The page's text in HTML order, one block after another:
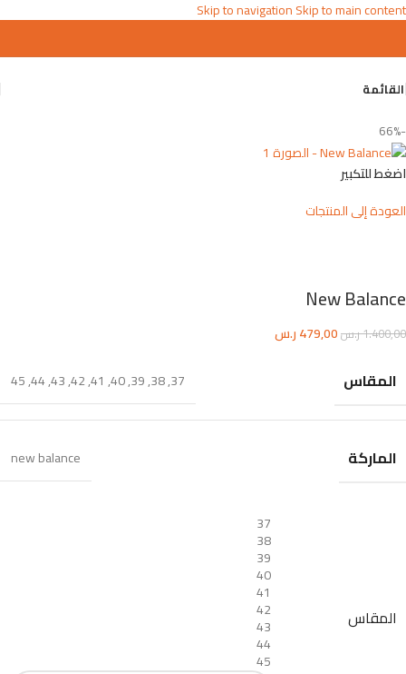
Skip to navigationSkip to main content
القائمة
-66%
اضغط للتكبير
العودة إلى المنتجات
New Balance
1.400,00ر.س479,00ر.س
المقاس 37
,
38
,
39
,
40
,
41
,
42
,
43
,
44
,
45
الماركة new balance
المقاس
37
38
39
40
41
42
43
44
45